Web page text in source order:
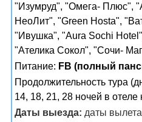
"Изумруд", "Омега- Плюс",
НеоЛит", "Green Hosta",
"Ивушка", "Aura Sochi
"Ателика Сокол", "Сочи-
Питание: FB (полный
Продолжительность тура
14, 18, 21, 28 ночей в
Даты выезда: даты